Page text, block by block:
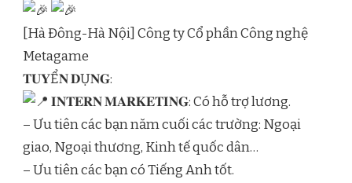
[Hà Đông-Hà Nội] Công ty Cổ phần Công nghệ
Metagame
𝐓𝐔𝐘Ể𝐍 𝐃Ụ𝐍𝐆:
𝐈𝐍𝐓𝐄𝐑𝐍 𝐌𝐀𝐑𝐊𝐄𝐓𝐈𝐍𝐆: Có hỗ trợ lương.
– Ưu tiên các bạn năm cuối các trường: Ngoại
giao, Ngoại thương, Kinh tế quốc dân…
– Ưu tiên các bạn có Tiếng Anh tốt.